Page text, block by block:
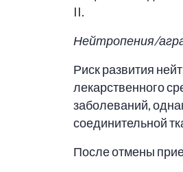
II.
Нейтропения/
Риск развития
лекарственного
заболеваний,
соединительной
После отмены